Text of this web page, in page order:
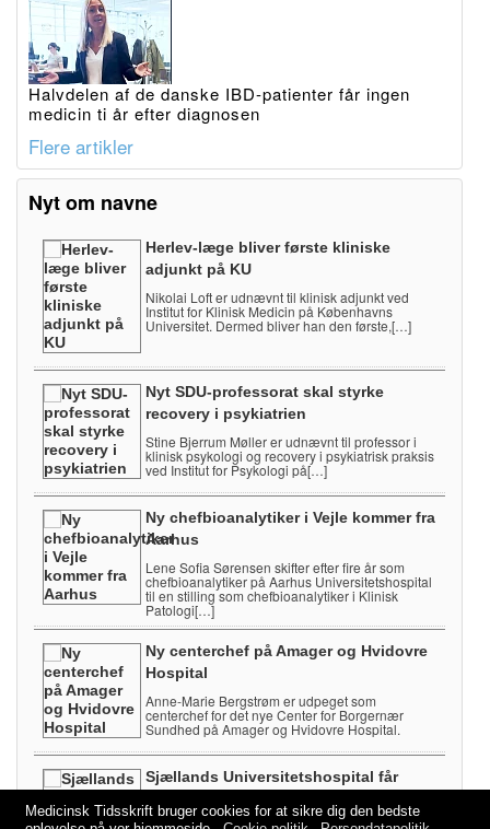
Medicinsk Tidsskrift bruger cookies for at sikre dig den bedste
Halvdelen af de danske IBD-patienter får ingen
medicin ti år efter diagnosen
Flere artikler
Nyt om navne
Herlev-læge bliver første kliniske
adjunkt på KU
Nikolai Loft er udnævnt til klinisk adjunkt ved
Institut for Klinisk Medicin på Københavns
Universitet. Dermed bliver han den første,[…]
Nyt SDU-professorat skal styrke
recovery i psykiatrien
Stine Bjerrum Møller er udnævnt til professor i
klinisk psykologi og recovery i psykiatrisk praksis
ved Institut for Psykologi på[…]
Ny chefbioanalytiker i Vejle kommer fra
Aarhus
Lene Sofia Sørensen skifter efter fire år som
chefbioanalytiker på Aarhus Universitetshospital
til en stilling som chefbioanalytiker i Klinisk
Patologi[…]
Ny centerchef på Amager og Hvidovre
Hospital
Anne-Marie Bergstrøm er udpeget som
centerchef for det nye Center for Borgernær
Sundhed på Amager og Hvidovre Hospital.
Sjællands Universitetshospital får